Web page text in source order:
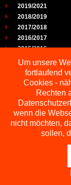
2019/2021
2018/2019
2017/2018
2016/2017
2015/2016
2014/2015
2013/2014
2012/2013
2011/2012
2010/2011
2009/2010
Um unsere
fortlaufend
Cookies -
Rechten
wenn die
nicht möchten,
sollen,